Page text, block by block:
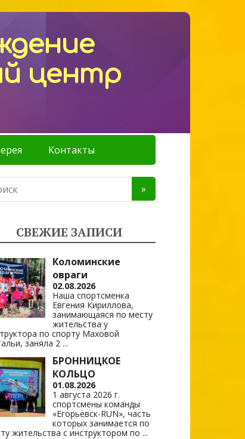
центр
Контакты
СВЕЖИЕ ЗАПИСИ
Коломинские
овраги
02.08.2026
Наша спортсменка
Евгения Кириллова,
занимающаяся по месту
жительства у
по спорту Маховой
заняла 2 ...
БРОННИЦКОЕ
КОЛЬЦО
01.08.2026
1 августа 2026 г.
спортсмены команды
«Егорьевск-RUN», часть
которых занимается по
жительства с инструктором по ...